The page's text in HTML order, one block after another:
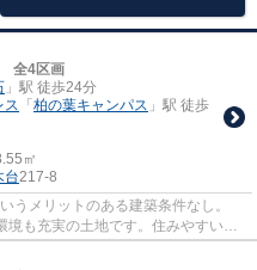
全4区画
」駅 徒歩24分
ス 「 柏の葉キャンパス 」駅 徒歩
㎡
台217-8
うメリットのある建築条件なし。
も充実の土地です。住みやすい環
す。周辺...